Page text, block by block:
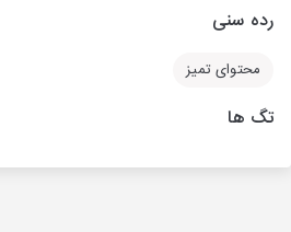
رده سنی
محتوای تمیز
تگ ها